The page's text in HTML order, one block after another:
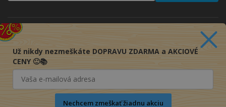
Už nikdy nezmeškáte DOPRAVU ZDARMA a AKCIOVÉ
CENY 🙂📚
Nechcem zmeškať žiadnu akciu